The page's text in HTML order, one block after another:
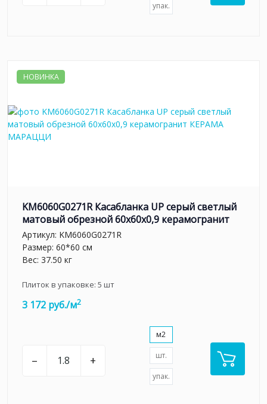
упак.
НОВИНКА
KM6060G0271R Касабланка UP серый светлый
матовый обрезной 60x60x0,9 керамогранит
Артикул: KM6060G0271R
Размер: 60*60 см
Вес: 37.50 кг
Плиток в упаковке: 5 шт
3 172 руб./м2
– +
м2
шт.
упак.